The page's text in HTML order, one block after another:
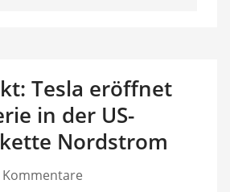
Tesla eröffnet
in der US-
Nordstrom
Kommentare